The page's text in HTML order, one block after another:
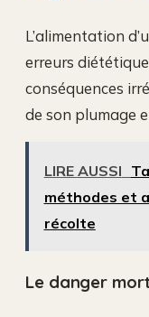
L’alimentation
erreurs
conséquences
de son plumage
LIRE AUSSI
méthodes et
récolte
Le danger